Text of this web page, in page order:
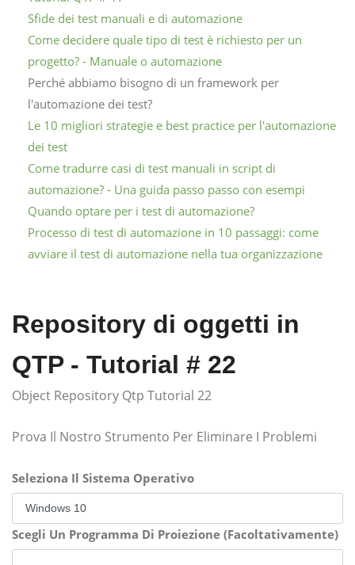
Sfide dei test manuali e di automazione
Come decidere quale tipo di test è richiesto per un
progetto? - Manuale o automazione
Perché abbiamo bisogno di un framework per
l'automazione dei test?
Le 10 migliori strategie e best practice per l'automazione
dei test
Come tradurre casi di test manuali in script di
automazione? - Una guida passo passo con esempi
Quando optare per i test di automazione?
Processo di test di automazione in 10 passaggi: come
avviare il test di automazione nella tua organizzazione
Repository di oggetti in
QTP - Tutorial # 22
Object Repository Qtp Tutorial 22
Prova Il Nostro Strumento Per Eliminare I Problemi
Seleziona Il Sistema Operativo
Scegli Un Programma Di Proiezione (Facoltativamente)